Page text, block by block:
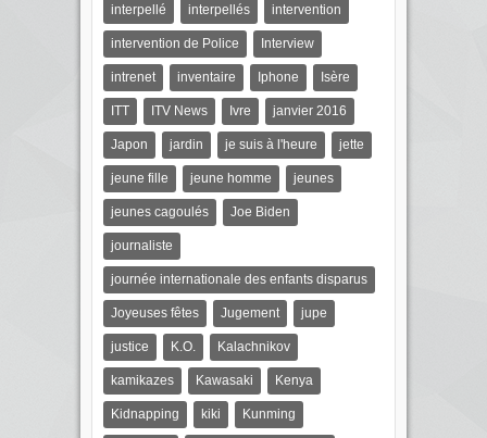
interpellé interpellés intervention
intervention de Police Interview
intrenet inventaire Iphone Isère
ITT ITV News Ivre janvier 2016
Japon jardin je suis à l'heure jette
jeune fille jeune homme jeunes
jeunes cagoulés Joe Biden
journaliste
journée internationale des enfants disparus
Joyeuses fêtes Jugement jupe
justice K.O. Kalachnikov
kamikazes Kawasaki Kenya
Kidnapping kiki Kunming